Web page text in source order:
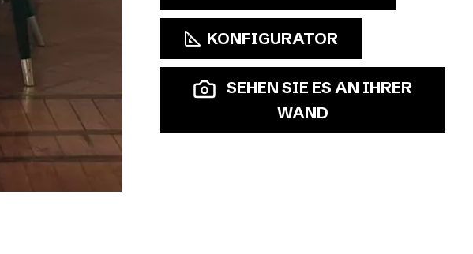
KONFIGURATOR
SEHEN SIE ES AN IHRER
WAND